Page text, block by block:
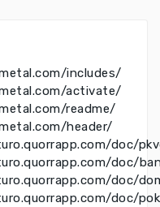
includes/
activate/
readme/
header/
doc/
doc/
doc/
doc/